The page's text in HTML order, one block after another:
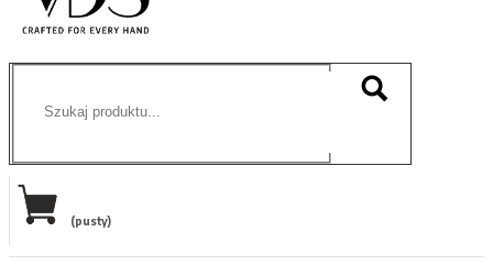
(pusty)